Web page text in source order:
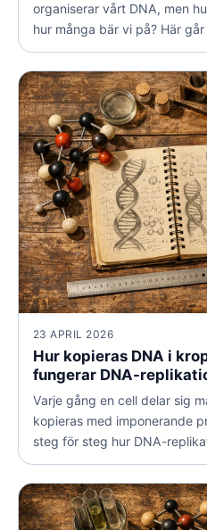
organiserar vårt DNA, men
hur många bär vi på? Här
uppbyggnad,
betyder för både arv och
23 APRIL 2026
Hur kopieras DNA i
fungerar DNA-
Varje gång en cell delar sig
kopieras med imponerande
steg för steg hur DNA-
som är inblandade och
liv, arv och hälsa.